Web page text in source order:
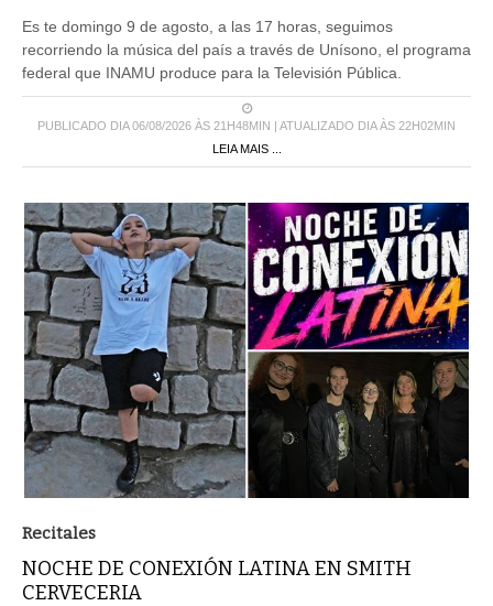
Es te domingo 9 de agosto, a las 17 horas, seguimos
recorriendo la música del país a través de Unísono, el programa
federal que INAMU produce para la Televisión Pública.
PUBLICADO DIA 06/08/2026 ÀS 21H48MIN | ATUALIZADO DIA ÀS 22H02MIN
LEIA MAIS ...
Recitales
NOCHE DE CONEXIÓN LATINA EN SMITH
CERVECERIA